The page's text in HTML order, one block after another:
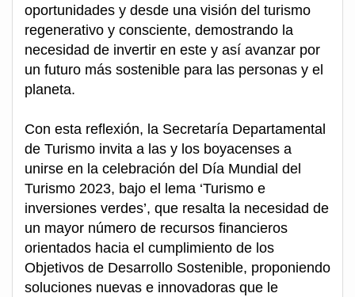
oportunidades y desde una visión del turismo
regenerativo y consciente, demostrando la
necesidad de invertir en este y así avanzar por
un futuro más sostenible para las personas y el
planeta.
Con esta reflexión, la Secretaría Departamental
de Turismo invita a las y los boyacenses a
unirse en la celebración del Día Mundial del
Turismo 2023, bajo el lema ‘Turismo e
inversiones verdes’, que resalta la necesidad de
un mayor número de recursos financieros
orientados hacia el cumplimiento de los
Objetivos de Desarrollo Sostenible, proponiendo
soluciones nuevas e innovadoras que le